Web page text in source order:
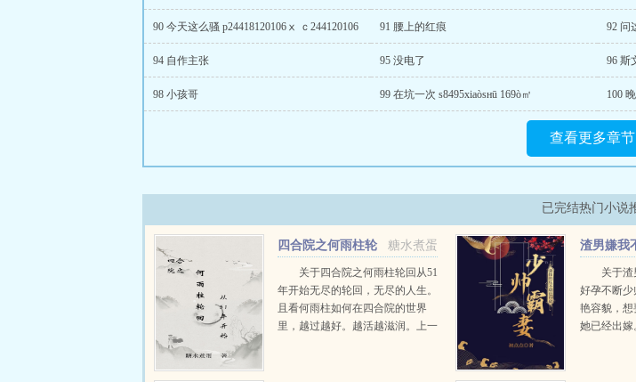
90 今天这么骚 p24418120106ⅹ ｃ244120106 91 腰上的红痕 92 问
94 自作主张 95 没电了 96 斯
98 小孩哥 99 在坑一次 s8495xiaòsнū 169ò㎡ 100
查看更多章节
已完结热门小说
糖水煮蛋
四合院之何雨柱轮
回从51年开始
关于四合院之何雨柱轮回从51
年开始无尽的轮回，无尽的人生。
且看何雨柱如何在四合院的世界
里，越过越好。越活越滋润。上一
渣男嫌我
少帅好孕
关于
好孕不断少
艳容貌，
她已经出